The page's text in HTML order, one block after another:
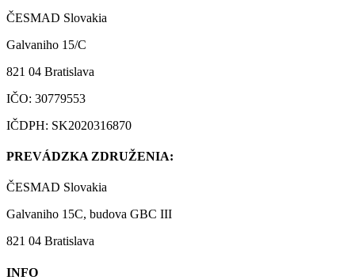
ČESMAD Slovakia
Galvaniho 15/C
821 04 Bratislava
IČO: 30779553
IČDPH: SK2020316870
PREVÁDZKA ZDRUŽENIA:
ČESMAD Slovakia
Galvaniho 15C, budova GBC III
821 04 Bratislava
INFO